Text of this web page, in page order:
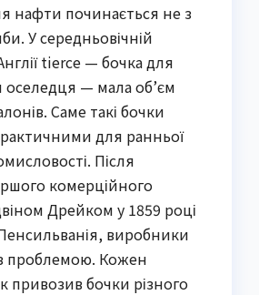
нафти починається не з
У середньовічній
tierce — бочка для
оселедця — мала об’єм
Саме такі бочки
для ранньої
Після
комерційного
Дрейком у 1859 році
Пенсильванія, виробники
проблемою. Кожен
привозив бочки різного